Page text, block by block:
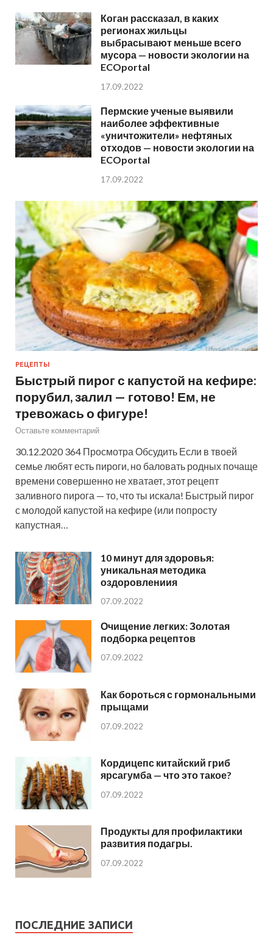
Коган рассказал, в каких
регионах жильцы
выбрасывают меньше всего
мусора — новости экологии на
ECOportal
17.09.2022
Пермские ученые выявили
наиболее эффективные
«уничтожители» нефтяных
отходов — новости экологии на
ECOportal
17.09.2022
РЕЦЕПТЫ
Быстрый пирог с капустой на кефире:
порубил, залил — готово! Ем, не
тревожась о фигуре!
Оставьте комментарий
30.12.2020 364 Просмотра Обсудить Если в твоей
семье любят есть пироги, но баловать родных почаще
времени совершенно не хватает, этот рецепт
заливного пирога — то, что ты искала! Быстрый пирог
с молодой капустой на кефире (или попросту
капустная…
10 минут для здоровья:
уникальная методика
оздоровлениия
07.09.2022
Очищение легких: Золотая
подборка рецептов
07.09.2022
Как бороться с гормональными
прыщами
07.09.2022
Кордицепс китайский гриб
ярсагумба — что это такое?
07.09.2022
Продукты для профилактики
развития подагры.
07.09.2022
ПОСЛЕДНИЕ ЗАПИСИ